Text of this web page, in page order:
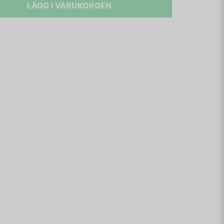
LÄGG I VARUKORGEN